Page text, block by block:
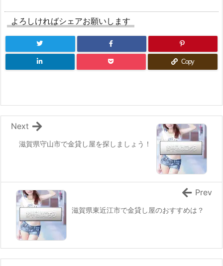
よろしければシェアお願いします
Copy
滋賀県守山市で金貸し屋を探しましょう！
Next
滋賀県東近江市で金貸し屋のおすすめは？
Prev